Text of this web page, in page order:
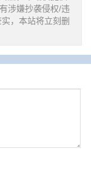
涉嫌抄袭侵权/违
，本站将立刻删